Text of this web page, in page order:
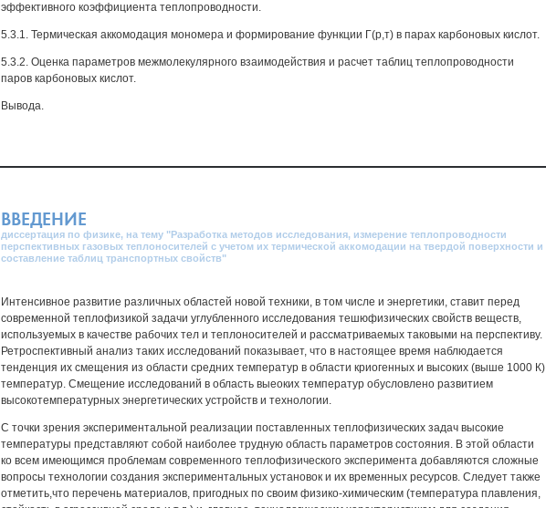
эффективного коэффициента теплопроводности.
5.3.1. Термическая аккомодация мономера и формирование функции Г(р,т) в парах карбоновых кислот.
5.3.2. Оценка параметров межмолекулярного взаимодействия и расчет таблиц теплопроводности
паров карбоновых кислот.
Вывода.
ВВЕДЕНИЕ
диссертация по физике, на тему "Разработка методов исследования, измерение теплопроводности
перспективных газовых теплоносителей с учетом их термической аккомодации на твердой поверхности и
составление таблиц транспортных свойств"
Интенсивное развитие различных областей новой техники, в том числе и энергетики, ставит перед
современной теплофизикой задачи углубленного исследования тешюфизических свойств веществ,
используемых в качестве рабочих тел и теплоносителей и рассматриваемых таковыми на перспективу.
Ретроспективный анализ таких исследований показывает, что в настоящее время наблюдается
тенденция их смещения из области средних температур в области криогенных и высоких (выше 1000 К)
температур. Смещение исследований в область выеоких температур обусловлено развитием
высокотемпературных энергетических устройств и технологии.
С точки зрения экспериментальной реализации поставленных теплофизических задач высокие
температуры представляют собой наиболее трудную область параметров состояния. В этой области
ко всем имеющимся проблемам современного теплофизического эксперимента добавляются сложные
вопросы технологии создания экспериментальных установок и их временных ресурсов. Следует также
отметить,что перечень материалов, пригодных по своим физико-химическим (температура плавления,